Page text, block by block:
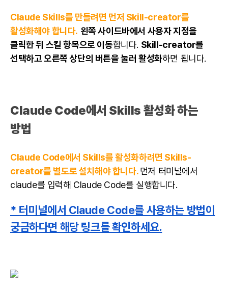
Claude Skills를 만들려면 먼저 Skill-creator를
활성화해야 합니다. 왼쪽 사이드바에서 사용자 지정을
클릭한 뒤 스킬 항목으로 이동합니다. Skill-creator를
선택하고 오른쪽 상단의 버튼을 눌러 활성화하면 됩니다.
Claude Code에서 Skills 활성화 하는
방법
Claude Code에서 Skills를 활성화하려면 Skills-
creator를 별도로 설치해야 합니다.먼저 터미널에서
claude를 입력해 Claude Code를 실행합니다.
* 터미널에서 Claude Code를 사용하는 방법이
궁금하다면 해당 링크를 확인하세요.